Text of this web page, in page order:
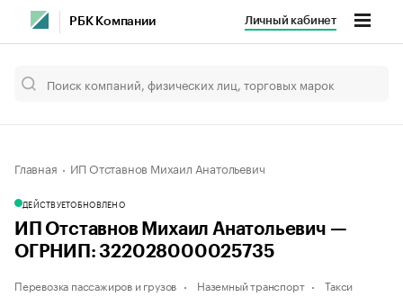
РБК Компании Личный кабинет
Главная ИП Отставнов Михаил Анатольевич
ДЕЙСТВУЕТОБНОВЛЕНО
ИП Отставнов Михаил Анатольевич —
ОГРНИП: 322028000025735
Перевозка пассажиров и грузов Наземный транспорт Такси